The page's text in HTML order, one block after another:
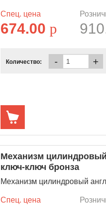
Спец. цена
674.00p
Количество: - +
Механизм цилиндровый
ключ-ключ бронза
Механизм цилиндровый
Спец. цена